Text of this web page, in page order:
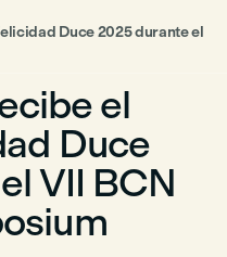
Duce 2025 durante el
el
Duce
VII BCN